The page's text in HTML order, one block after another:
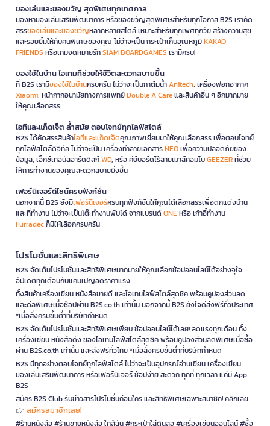
ของเล่นและของขวัญ สุดพิเศษทุกเทศกาล
มองหาของเล่นเสริมพัฒนาการ หรือของขวัญสุดพิเศษสำหรับทุกโอกาส B2S เราคัด
สรรของเล่นและของขวัญหลากหลายสไตล์ เหมาะสำหรับทุกเพศทุกวัย สร้างความสุข
และรอยยิ้มให้กับคนพิเศษของคุณ ไม่ว่าจะเป็น กระเป๋าเก็บอุณหภูมิKAKAO
FRIENDS หรือเกมจดหมายรักSIAM BOARDGAMES เรามีครบ!
ของใช้ในบ้าน ไอเทมที่ช่วยให้ชีวิตสะดวกสบายขึ้น
ที่ B2S เรามีของใช้ในบ้านครบครัน ไม่ว่าจะเป็นกาต้มน้ำAnitech, เครื่องฟอกอากาศ
Xiaomi, หน้ากากอนามัยทางการแพทย์Double A Careและสินค้าอื่น ๆ อีกมากมาย
ให้คุณเลือกสรร
ไอทีและแก็ดเจ็ต ล้ำสมัย ตอบโจทย์ทุกไลฟ์สไตล์
B2S ได้คัดสรรสินค้าไอทีและแก็ดเจ็ตคุณภาพเยี่ยมมาให้คุณเลือกสรร เพื่อตอบโจทย์
ทุกไลฟ์สไตล์ดิจิทัล ไม่ว่าจะเป็น เครื่องทำลายเอกสารNEOเพื่อความปลอดภัยของ
ข้อมูล, เอ็กซ์เทอนัลฮาร์ดดิสก์WD, หรือ คีย์บอร์ดไร้สายเมาส์คอมโบGEEZERที่ช่วย
ให้การทำงานของคุณสะดวกสบายยิ่งขึ้น
เฟอร์นิเจอร์ดีไซน์ครบฟังก์ชั่น
นอกจากนี้ B2S ยังมีเฟอร์นิเจอร์ครบทุกฟังก์ชันให้คุณได้เลือกสรรเพื่อตกแต่งบ้าน
และที่ทำงาน ไม่ว่าจะเป็นโต๊ะทำงานพับได้ จากแบรนด์ONEหรือ เก้าอี้ทำงาน
Furradecก็มีให้เลือกครบครัน
โปรโมชั่นและสิทธิพิเศษ
B2S จัดเต็มโปรโมชั่นและสิทธิพิเศษมากมายให้คุณเลือกช้อปออนไลน์ได้อย่างจุใจ
อัปเดตทุกเดือนกับแคมเปญลดราคาแรง
ทั้งสินค้าเครื่องเขียน หนังสือขายดี และไอเทมไลฟ์สไตล์สุดชิค พร้อมคูปองส่วนลด
และดีลพิเศษเมื่อช้อปผ่าน B2S.co.th เท่านั้น นอกจากนี้ B2S ยังใจดีส่งฟรีทั่วประเทศ
*เมื่อสั่งครบขั้นต่ำที่บริษัทกำหนด
B2S จัดเต็มโปรโมชั่นและสิทธิพิเศษเพียบ ช้อปออนไลน์ได้เลย! ลดแรงทุกเดือน ทั้ง
เครื่องเขียน หนังสือดัง ของไอเทมไลฟ์สไตล์สุดชิค พร้อมคูปองส่วนลดพิเศษเมื่อซื้อ
ผ่าน B2S.co.th เท่านั้น และส่งฟรีทั่วไทย *เมื่อสั่งครบขั้นต่ำที่บริษัทกำหนด
B2S มีทุกอย่างตอบโจทย์ทุกไลฟ์สไตล์ ไม่ว่าจะเป็นอุปกรณ์อ่านเขียน เครื่องเขียน
ของเล่นเสริมพัฒนาการ หรือเฟอร์นิเจอร์ ช้อปง่าย สะดวก ทุกที่ ทุกเวลา แค่มี App
B2S
สมัคร B2S Club รับข่าวสารโปรโมชั่นก่อนใคร และสิทธิพิเศษเฉพาะสมาชิก! คลิกเลย
👉 สมัครสมาชิกเลย!
#ร้านหนังสือ #ร้านขายหนังสือ ใกล้ฉัน #กระเป๋าใส่ดินสอ #เครื่องเขียนออนไลน์ #ซื้อ